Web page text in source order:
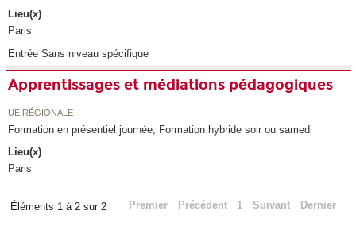
Lieu(x)
Paris
Entrée Sans niveau spécifique
Apprentissages et médiations pédagogiques
UE RÉGIONALE
Formation en présentiel journée, Formation hybride soir ou samedi
Lieu(x)
Paris
Éléments 1 à 2 sur 2 Premier Précédent 1 Suivant Dernier